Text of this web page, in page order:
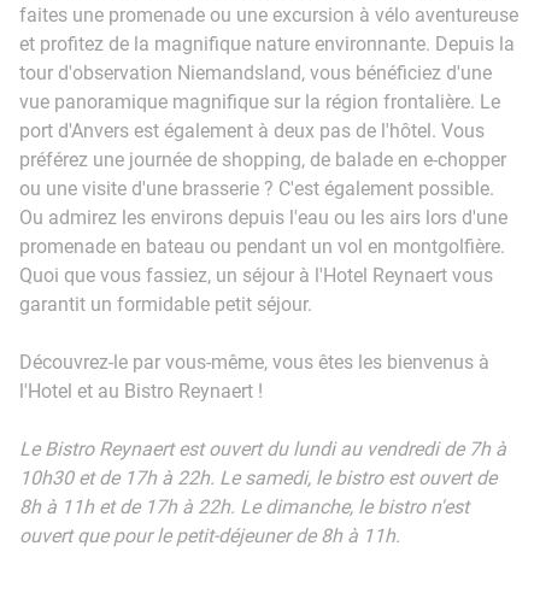
faites une promenade ou une excursion à vélo aventureuse
et profitez de la magnifique nature environnante. Depuis la
tour d'observation Niemandsland, vous bénéficiez d'une
vue panoramique magnifique sur la région frontalière. Le
port d'Anvers est également à deux pas de l'hôtel. Vous
préférez une journée de shopping, de balade en e-chopper
ou une visite d'une brasserie ? C'est également possible.
Ou admirez les environs depuis l'eau ou les airs lors d'une
promenade en bateau ou pendant un vol en montgolfière.
Quoi que vous fassiez, un séjour à l'Hotel Reynaert vous
garantit un formidable petit séjour.
Découvrez-le par vous-même, vous êtes les bienvenus à
l'Hotel et au Bistro Reynaert !
Le Bistro Reynaert est ouvert du lundi au vendredi de 7h à
10h30 et de 17h à 22h. Le samedi, le bistro est ouvert de
8h à 11h et de 17h à 22h. Le dimanche, le bistro n'est
ouvert que pour le petit-déjeuner de 8h à 11h.